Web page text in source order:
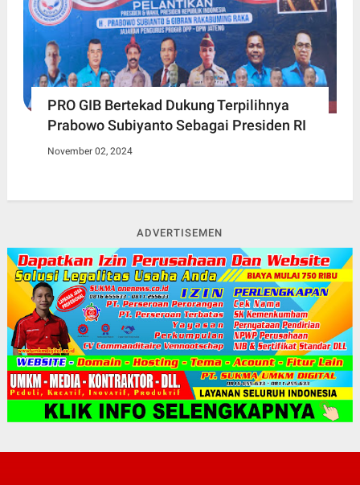
PRO GIB Bertekad Dukung Terpilihnya
Prabowo Subiyanto Sebagai Presiden RI
November 02, 2024
ADVERTISEMEN